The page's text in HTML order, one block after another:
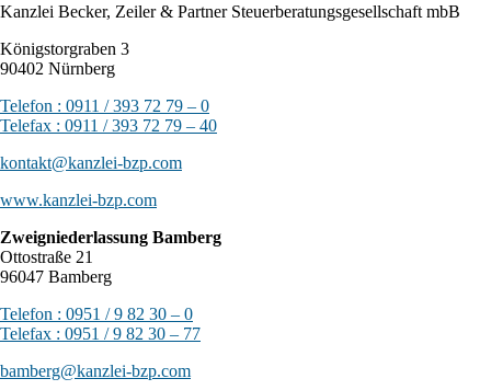
Kanzlei Becker, Zeiler & Partner Steuerberatungsgesellschaft mbB
Königstorgraben 3
90402 Nürnberg
Telefon : 0911 / 393 72 79 – 0
Telefax : 0911 / 393 72 79 – 40
kontakt@kanzlei-bzp.com
www.kanzlei-bzp.com
Zweigniederlassung Bamberg
Ottostraße 21
96047 Bamberg
Telefon : 0951 / 9 82 30 – 0
Telefax : 0951 / 9 82 30 – 77
bamberg@kanzlei-bzp.com